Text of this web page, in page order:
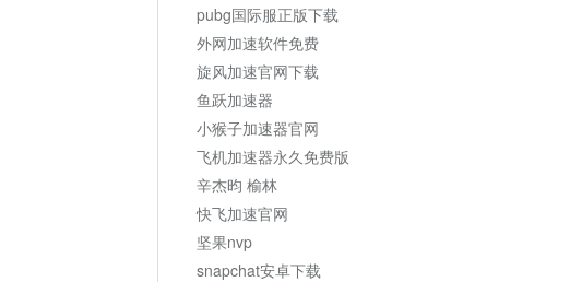
pubg国际服正版下载
外网加速软件免费
旋风加速官网下载
鱼跃加速器
小猴子加速器官网
飞机加速器永久免费版
辛杰昀 榆林
快飞加速官网
坚果nvp
snapchat安卓下载